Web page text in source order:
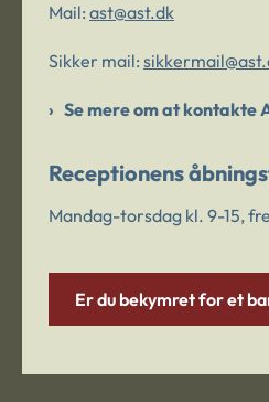
Mail: ast@ast.dk
Sikker mail:
Se mere om at kontakte
Receptionens
Mandag-torsdag kl. 9-15,
Er du bekymret for et